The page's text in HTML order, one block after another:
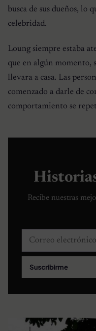
busca de sus dueños, lo
celebridad.
Loung siempre estaba
que en algún momento,
llevara a casa. Las
comenzado a darle de
comportamiento se
Recibe nuestras
Correo electrónico
Suscribirme